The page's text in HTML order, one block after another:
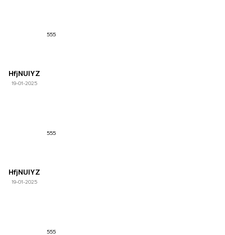
HfjNUlYZ
19-01-2025
555
HfjNUlYZ
19-01-2025
555
555